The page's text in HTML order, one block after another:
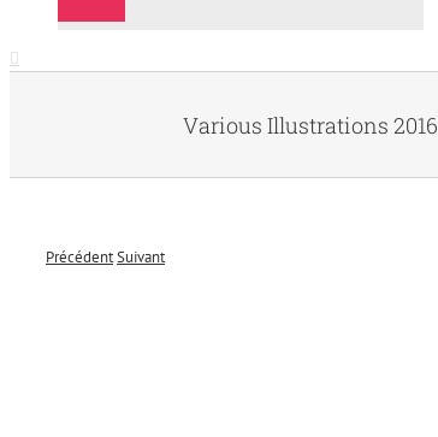
Various Illustrations 2016
PrécédentSuivant